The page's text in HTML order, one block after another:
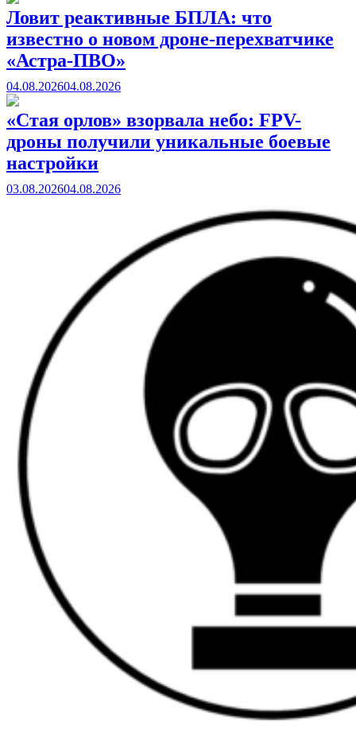
Ловит реактивные БПЛА: что
известно о новом дроне-перехватчике
«Астра-ПВО»
04.08.202604.08.2026
«Стая орлов» взорвала небо: FPV-
дроны получили уникальные боевые
настройки
03.08.202604.08.2026